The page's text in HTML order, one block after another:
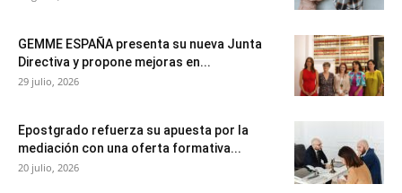
GEMME ESPAÑA presenta su nueva Junta
Directiva y propone mejoras en...
29 julio, 2026
Epostgrado refuerza su apuesta por la
mediación con una oferta formativa...
20 julio, 2026